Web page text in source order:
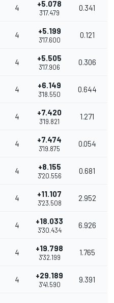
4 +5.078
3'17.479
0.341
4 +5.199
3'17.600
0.121
4 +5.505
3'17.906
0.306
4 +6.149
3'18.550
0.644
4 +7.420
3'19.821
1.271
4 +7.474
3'19.875
0.054
4 +8.155
3'20.556
0.681
4 +11.107
3'23.508
2.952
4 +18.033
3'30.434
6.926
4 +19.798
3'32.199
1.765
4 +29.189
3'41.590
9.391